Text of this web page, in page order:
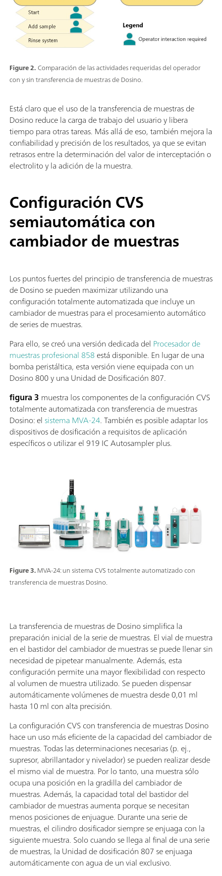
Figure 2.Comparación de las actividades requeridas del operador
con y sin transferencia de muestras de Dosino.
Está claro que el uso de la transferencia de muestras de
Dosino reduce la carga de trabajo del usuario y libera
tiempo para otras tareas. Más allá de eso, también mejora la
confiabilidad y precisión de los resultados, ya que se evitan
retrasos entre la determinación del valor de interceptación o
electrolito y la adición de la muestra.
Configuración CVS
semiautomática con
cambiador de muestras
Figure 3.MVA-24: un sistema CVS totalmente automatizado con
transferencia de muestras Dosino.
Los puntos fuertes del principio de transferencia de muestras
de Dosino se pueden maximizar utilizando una
configuración totalmente automatizada que incluye un
cambiador de muestras para el procesamiento automático
de series de muestras.
Para ello, se creó una versión dedicada del Procesador de
muestras profesional 858 está disponible. En lugar de una
bomba peristáltica, esta versión viene equipada con un
Dosino 800 y una Unidad de Dosificación 807.
figura 3 muestra los componentes de la configuración CVS
totalmente automatizada con transferencia de muestras
Dosino: elsistema MVA-24. También es posible adaptar los
dispositivos de dosificación a requisitos de aplicación
específicos o utilizar el 919 IC Autosampler plus.
La transferencia de muestras de Dosino simplifica la
preparación inicial de la serie de muestras. El vial de muestra
en el bastidor del cambiador de muestras se puede llenar sin
necesidad de pipetear manualmente. Además, esta
configuración permite una mayor flexibilidad con respecto
al volumen de muestra utilizado. Se pueden dispensar
automáticamente volúmenes de muestra desde 0,01 ml
hasta 10 ml con alta precisión.
La configuración CVS con transferencia de muestras Dosino
hace un uso más eficiente de la capacidad del cambiador de
muestras. Todas las determinaciones necesarias (p. ej.,
supresor, abrillantador y nivelador) se pueden realizar desde
el mismo vial de muestra. Por lo tanto, una muestra sólo
ocupa una posición en la gradilla del cambiador de
muestras. Además, la capacidad total del bastidor del
cambiador de muestras aumenta porque se necesitan
menos posiciones de enjuague. Durante una serie de
muestras, el cilindro dosificador siempre se enjuaga con la
siguiente muestra. Solo cuando se llega al final de una serie
de muestras, la Unidad de dosificación 807 se enjuaga
automáticamente con agua de un vial exclusivo.